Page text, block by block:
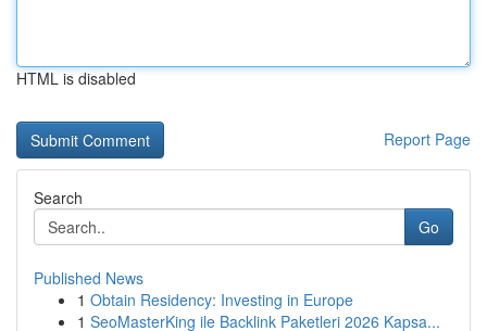
HTML is disabled
Report Page
Search
Go
Published News
1 Obtain Residency: Investing in Europe
1 SeoMasterKing ile Backlink Paketleri 2026 Kapsa...